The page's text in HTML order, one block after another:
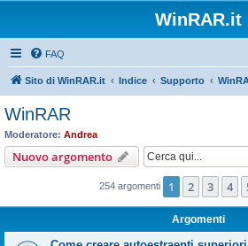
WinRAR.it
FAQ
Sito di WinRAR.it Indice Supporto
WinRAR
Moderatore: Andrea
Nuovo argomento
254 argomenti 1 2 3 4
Argomenti